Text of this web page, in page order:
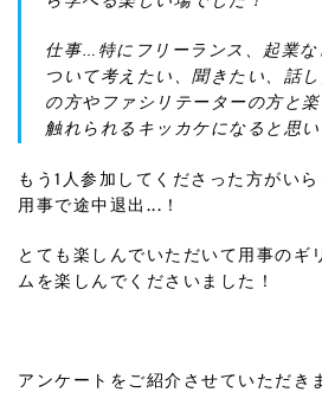
仕事…特にフリーランス、起業
ついて考えたい、聞きたい、話
の方やファシリテーターの方と
触れられるキッカケになると思い
もう1人参加してくださった方がいら
用事で途中退出...！
とても楽しんでいただいて用事のギ
ムを楽しんでくださいました！
アンケートをご紹介させていただき